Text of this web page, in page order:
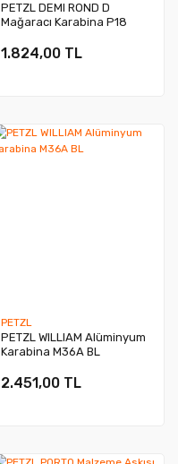
PETZL DEMI ROND D
Mağaracı Karabina P18
1.824,00 TL
PETZL
PETZL WILLIAM Alüminyum
Karabina M36A BL
2.451,00 TL